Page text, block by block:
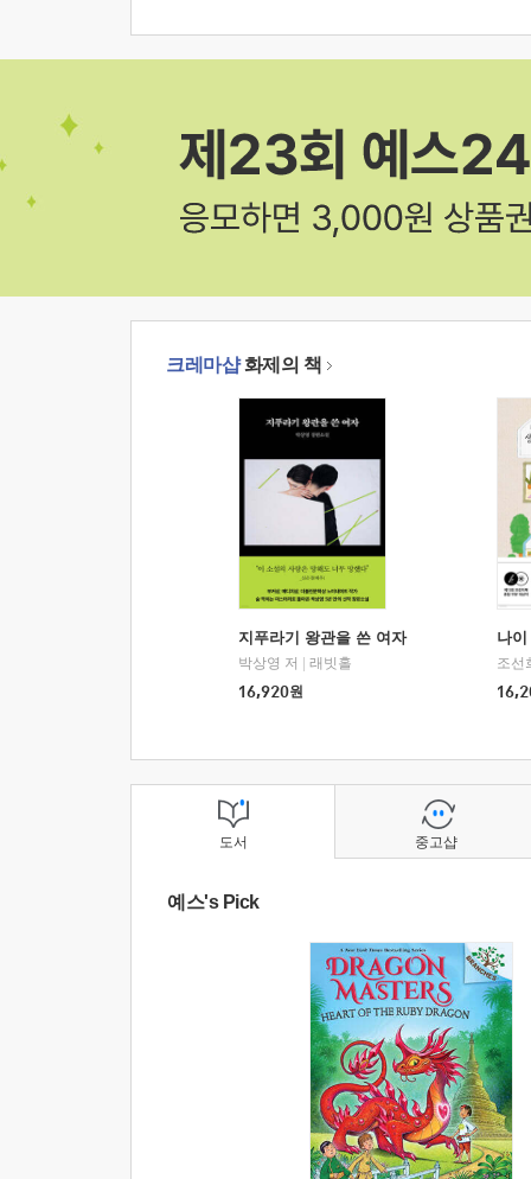
크레마샵화제의 책
지푸라기 왕관을 쓴 여자
박상영 저
래빗홀
16,920원
나
조선
도서
예스's Pick
중고샵